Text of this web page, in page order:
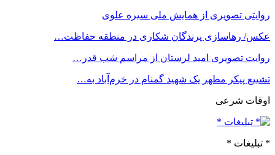
روایتی تصویری از همایش ملی سیره علوی
عکس/ رهاسازی پرندگان شکاری در منطقه حفاظت…
روایت تصویری امید لرستان از مراسم شب قدر…
تشییع پیکر مطهر یک شهید گمنام در خرم‌آباد به…
اوقات شرعی
* تبلیغات *